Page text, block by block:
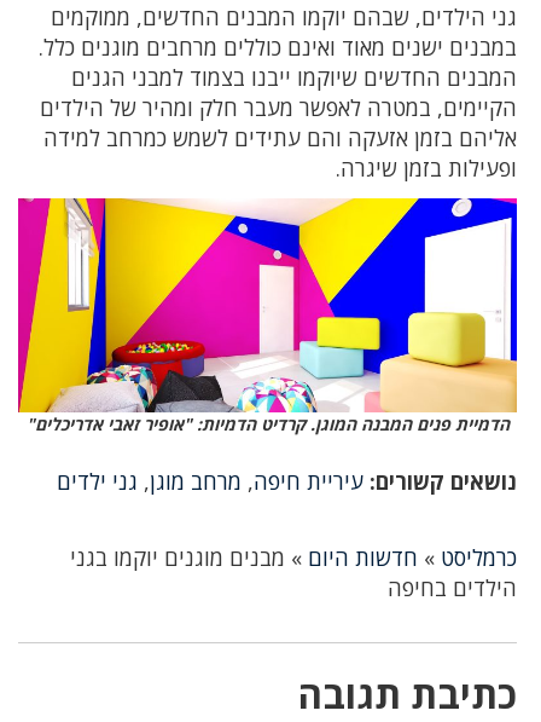
גני הילדים, שבהם יוקמו המבנים החדשים, ממוקמים
במבנים ישנים מאוד ואינם כוללים מרחבים מוגנים כלל.
המבנים החדשים שיוקמו ייבנו בצמוד למבני הגנים
הקיימים, במטרה לאפשר מעבר חלק ומהיר של הילדים
אליהם בזמן אזעקה והם עתידים לשמש כמרחב למידה
ופעילות בזמן שיגרה.
הדמיית פנים המבנה המוגן. קרדיט הדמיות: "אופיר זאבי אדריכלים"
נושאים קשורים: עיריית חיפה, מרחב מוגן, גני ילדים
כרמליסט » חדשות היום » מבנים מוגנים יוקמו בגני
הילדים בחיפה
כתיבת תגובה